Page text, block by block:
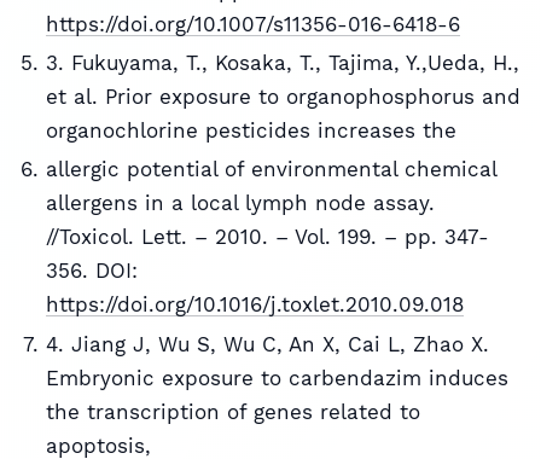
https://doi.org/10.1007/s11356-016-6418-6
3. Fukuyama, T., Kosaka, T., Tajima, Y.,Ueda, H.,
et al. Prior exposure to organophosphorus and
organochlorine pesticides increases the
allergic potential of environmental chemical
allergens in a local lymph node assay.
//Toxicol. Lett. – 2010. – Vol. 199. – pp. 347-
356. DOI:
https://doi.org/10.1016/j.toxlet.2010.09.018
4. Jiang J, Wu S, Wu C, An X, Cai L, Zhao X.
Embryonic exposure to carbendazim induces
the transcription of genes related to
apoptosis,